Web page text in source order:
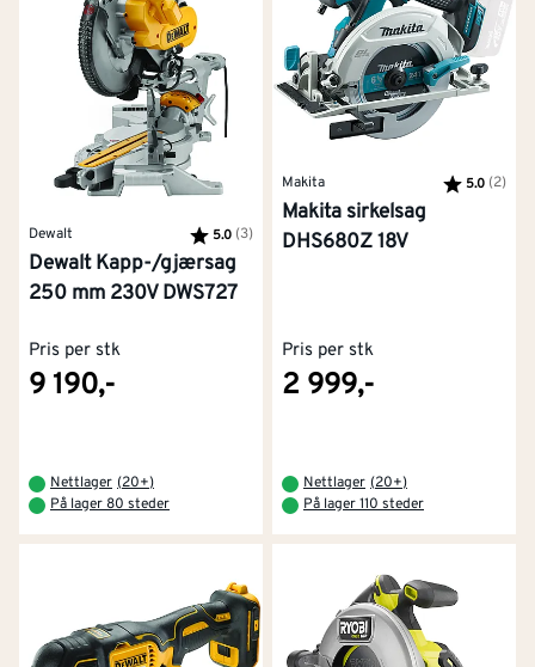
Dewalt Karakter:
5.0 (3) av 5 mulige
Dewalt Kapp-/gjærsag
250 mm 230V DWS727
Pris per stk
9 190,-
Nettlager (20+)
På lager 80 steder
Makita Karakter:
5.0 (2)
Makita sirkelsag
DHS680Z 18V
Pris per stk
2 999,-
Nettlager (20+)
På lager 110 steder